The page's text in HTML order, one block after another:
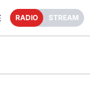
RADIO STREAM